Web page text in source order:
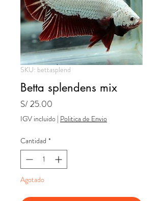
SKU: bettasplend
Betta splendens mix
S/ 25.00
IGV incluido | Politica de Envio
Cantidad *
Agotado